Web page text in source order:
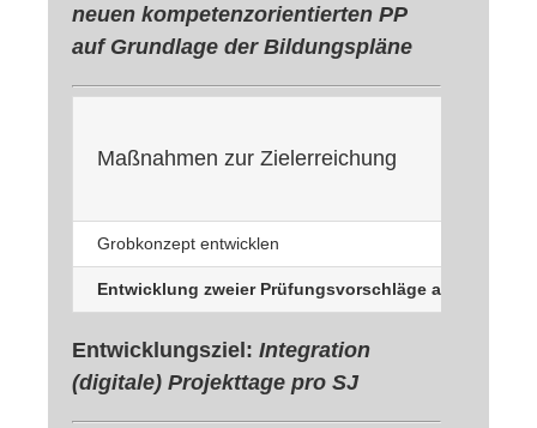
neuen kompetenzorientierten PP
auf Grundlage der Bildungspläne
Maßnahmen zur Zielerreichung
Grobkonzept entwicklen
Entwicklung zweier Prüfungsvorschläge auf
Entwicklungsziel: Integration
(digitale) Projekttage pro SJ